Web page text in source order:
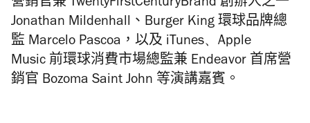
營銷官兼 TwentyFirstCenturyBrand 創辦人之一
Jonathan Mildenhall 、Burger King 環球品牌總
監 Marcelo Pascoa，以及 iTunes、Apple
Music 前環球消費市場總監兼 Endeavor 首席營
銷官 Bozoma Saint John 等演講嘉賓 。